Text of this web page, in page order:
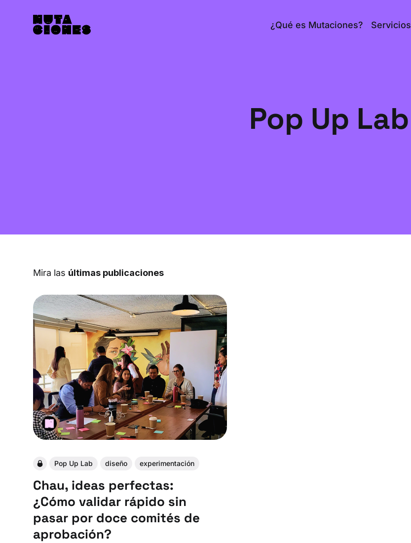
¿Qué es Mutaciones? Servicios
Pop Up Lab
Mira las últimas publicaciones
Pop Up Lab diseño experimentación
Chau, ideas perfectas:
¿Cómo validar rápido sin
pasar por doce comités de
aprobación?